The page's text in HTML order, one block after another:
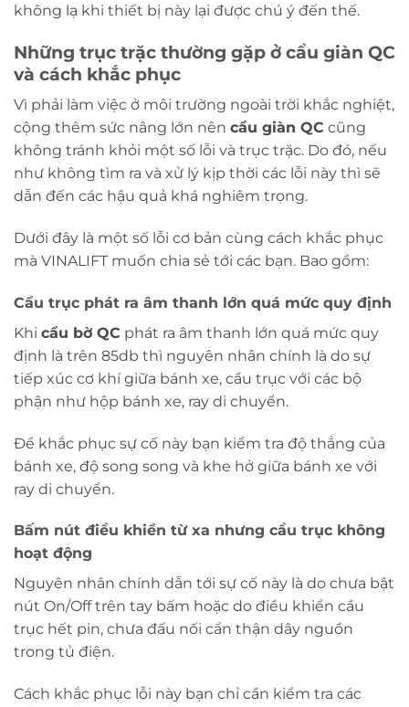
không lạ khi thiết bị này lại được chú ý đến thế.
Những trục trặc thường gặp ở cẩu giàn QC
và cách khắc phục
Vì phải làm việc ở môi trường ngoài trời khắc nghiệt,
cộng thêm sức nâng lớn nên cẩu giàn QC cũng
không tránh khỏi một số lỗi và trục trặc. Do đó, nếu
như không tìm ra và xử lý kịp thời các lỗi này thì sẽ
dẫn đến các hậu quả khá nghiêm trọng.
Dưới đây là một số lỗi cơ bản cùng cách khắc phục
mà VINALIFT muốn chia sẻ tới các bạn. Bao gồm:
Cẩu trục phát ra âm thanh lớn quá mức quy định
Khi cẩu bờ QC phát ra âm thanh lớn quá mức quy
định là trên 85db thì nguyên nhân chính là do sự
tiếp xúc cơ khí giữa bánh xe, cầu trục với các bộ
phận như hộp bánh xe, ray di chuyển.
Để khắc phục sự cố này bạn kiểm tra độ thẳng của
bánh xe, độ song song và khe hở giữa bánh xe với
ray di chuyển.
Bấm nút điều khiển từ xa nhưng cầu trục không
hoạt động
Nguyên nhân chính dẫn tới sự cố này là do chưa bật
nút On/Off trên tay bấm hoặc do điều khiển cầu
trục hết pin, chưa đấu nối cẩn thận dây nguồn
trong tủ điện.
Cách khắc phục lỗi này bạn chỉ cần kiểm tra các